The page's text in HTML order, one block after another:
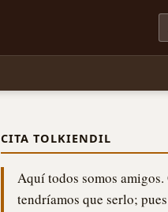
CITA TOLKIENDIL
Aquí todos somos amigos.
tendríamos que serlo;